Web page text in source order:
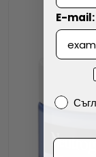
E-mail: